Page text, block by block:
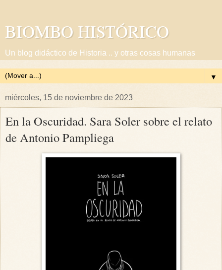
BIOMBO HISTÓRICO
Un blog didáctico de Historia .. y otras cosas humanas
▼
miércoles, 15 de noviembre de 2023
En la Oscuridad. Sara Soler sobre el relato
de Antonio Pampliega